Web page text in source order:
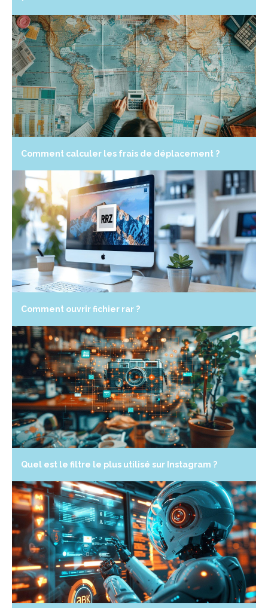
Comment calculer les frais de déplacement ?
Comment ouvrir fichier rar ?
Quel est le filtre le plus utilisé sur Instagram ?